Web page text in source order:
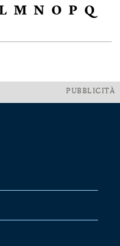
M N O P Q
PUBBLICITÀ